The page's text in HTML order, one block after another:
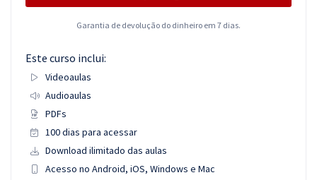
Garantia de devolução do dinheiro em 7 dias.
Este curso inclui:
Videoaulas
Audioaulas
PDFs
100 dias para acessar
Download ilimitado das aulas
Acesso no Android, iOS, Windows e Mac